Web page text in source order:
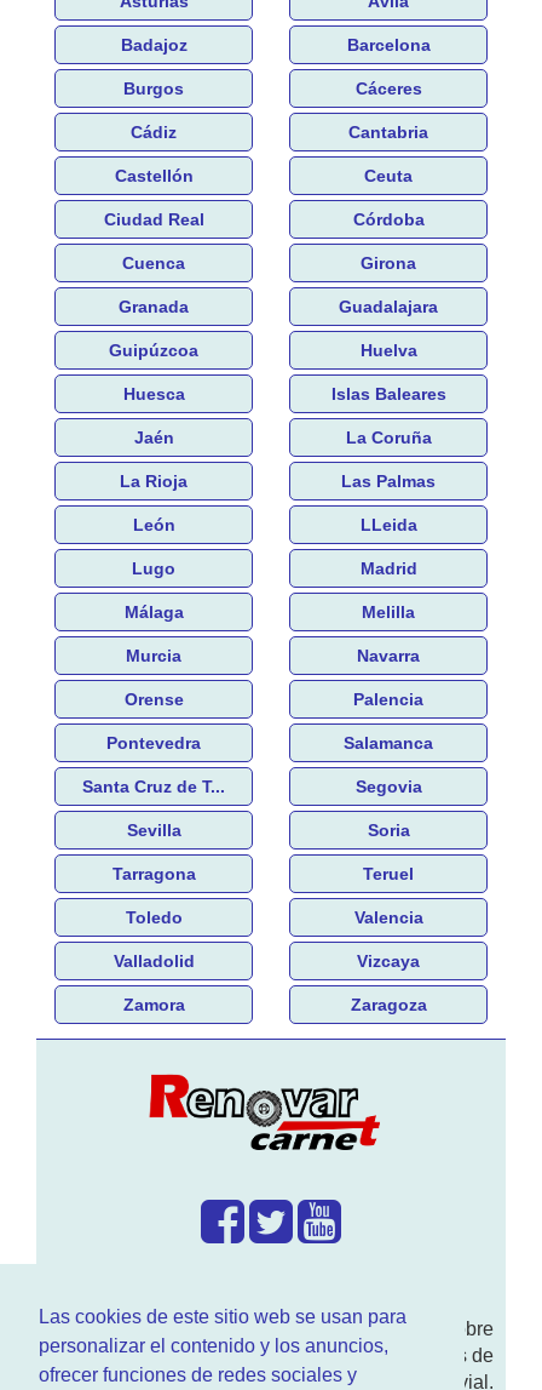
Las cookies de este sitio web se usan para
personalizar el contenido y los anuncios,
ofrecer funciones de redes sociales y
Badajoz Barcelona
Burgos Cáceres
Cádiz Cantabria
Castellón Ceuta
Ciudad Real Córdoba
Cuenca Girona
Granada Guadalajara
Guipúzcoa Huelva
Huesca Islas Baleares
Jaén La Coruña
La Rioja Las Palmas
León LLeida
Lugo Madrid
Málaga Melilla
Murcia Navarra
Orense Palencia
Pontevedra Salamanca
Santa Cruz de T... Segovia
Sevilla Soria
Tarragona Teruel
Toledo Valencia
Valladolid Vizcaya
Zamora Zaragoza
Enwww.RenovarCarnet.comTe contamos sobre
larenovación del permisode conducir, noticias de
actualidad motor y sobre todo seguridad vial.